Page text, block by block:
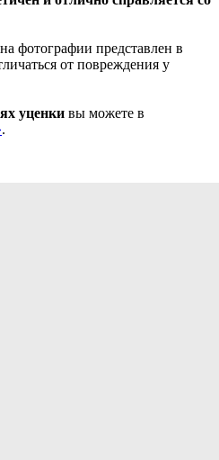
фотографии представлен в
от повреждения у
уценки вы можете в
.